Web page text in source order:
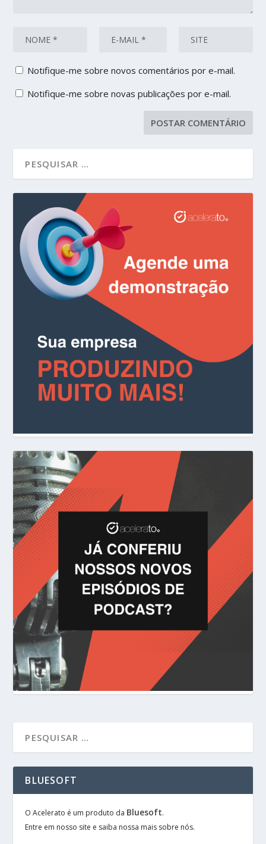
Notifique-me sobre novos comentários por e-mail.
Notifique-me sobre novas publicações por e-mail.
BLUESOFT
O Acelerato é um produto da Bluesoft.
Entre em nosso site e saiba nossa mais sobre nós.